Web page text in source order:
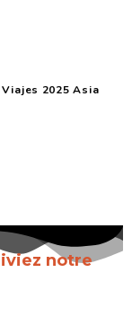
Viajes 2025 Asia
notre